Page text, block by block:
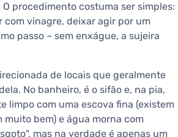
procedimento costuma ser simples:
vinagre, deixar agir por um
passo – sem enxágue, a sujeira
de locais que geralmente
No banheiro, é o sifão e, na pia,
limpo com uma escova fina (existem
bem) e água morna com
mas na verdade é apenas um